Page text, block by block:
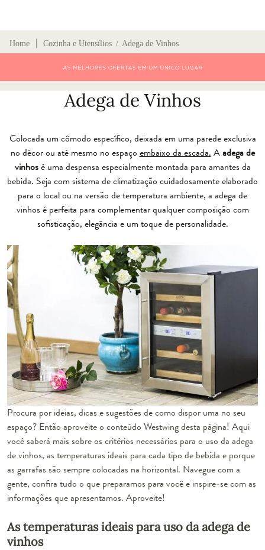
Home Cozinha e Utensílios / Adega de Vinhos
Adega de Vinhos
Colocada um cômodo específico, deixada em uma parede exclusiva
no décor ou até mesmo no espaço embaixo da escada. Aadega de
vinhosé uma despensa especialmente montada para amantes da
bebida. Seja com sistema de climatização cuidadosamente elaborado
para o local ou na versão de temperatura ambiente, a adega de
vinhos é perfeita para complementar qualquer composição com
sofisticação, elegância e um toque de personalidade.
Procura por ideias, dicas e sugestões de como dispor uma no seu
espaço? Então aproveite o conteúdo Westwing desta página! Aqui
você saberá mais sobre os critérios necessários para o uso da adega
de vinhos, as temperaturas ideais para cada tipo de bebida e porque
as garrafas são sempre colocadas na horizontal. Navegue com a
gente, confira tudo o que preparamos para você e inspire-se com as
informações que apresentamos. Aproveite!
As temperaturas ideais para uso da adega de
vinhos